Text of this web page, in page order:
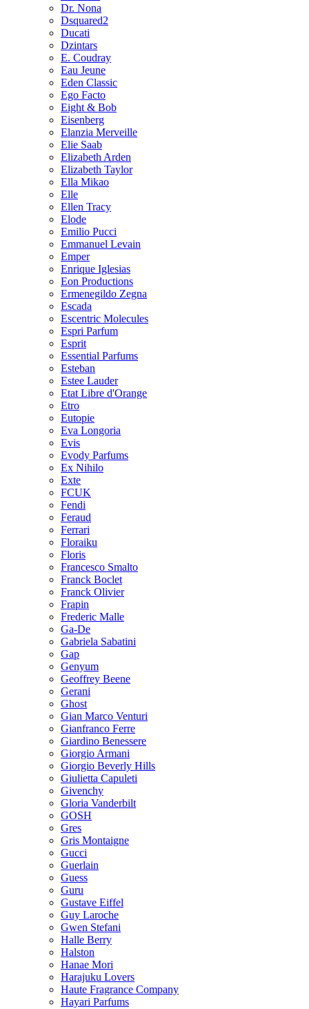
Dr. Nona
Dsquared2
Ducati
Dzintars
E. Coudray
Eau Jeune
Eden Classic
Ego Facto
Eight & Bob
Eisenberg
Elanzia Merveille
Elie Saab
Elizabeth Arden
Elizabeth Taylor
Ella Mikao
Elle
Ellen Tracy
Elode
Emilio Pucci
Emmanuel Levain
Emper
Enrique Iglesias
Eon Productions
Ermenegildo Zegna
Escada
Escentric Molecules
Espri Parfum
Esprit
Essential Parfums
Esteban
Estee Lauder
Etat Libre d'Orange
Etro
Eutopie
Eva Longoria
Evis
Evody Parfums
Ex Nihilo
Exte
FCUK
Fendi
Feraud
Ferrari
Floraiku
Floris
Francesco Smalto
Franck Boclet
Franck Olivier
Frapin
Frederic Malle
Ga-De
Gabriela Sabatini
Gap
Genyum
Geoffrey Beene
Gerani
Ghost
Gian Marco Venturi
Gianfranco Ferre
Giardino Benessere
Giorgio Armani
Giorgio Beverly Hills
Giulietta Capuleti
Givenchy
Gloria Vanderbilt
GOSH
Gres
Gris Montaigne
Gucci
Guerlain
Guess
Guru
Gustave Eiffel
Guy Laroche
Gwen Stefani
Halle Berry
Halston
Hanae Mori
Harajuku Lovers
Haute Fragrance Company
Hayari Parfums